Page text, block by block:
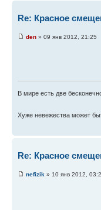
Re: Красное
den » 09 янв 2012, 21:25
В мире есть две
Хуже невежества может
Re: Красное
nefizik » 10 янв 2012,